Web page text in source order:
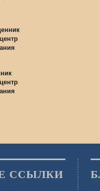
ССЫЛКИ